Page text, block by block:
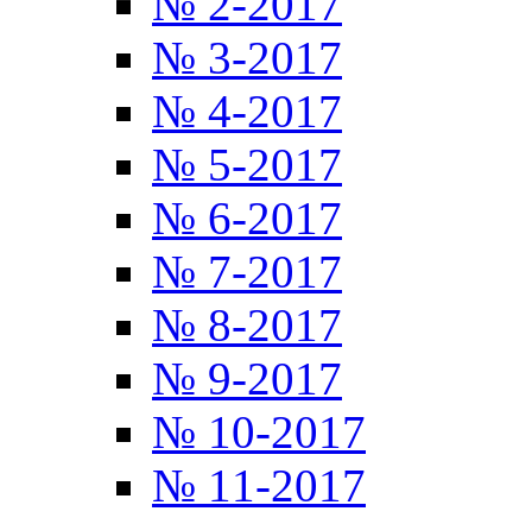
№ 3-2017
№ 4-2017
№ 5-2017
№ 6-2017
№ 7-2017
№ 8-2017
№ 9-2017
№ 10-2017
№ 11-2017